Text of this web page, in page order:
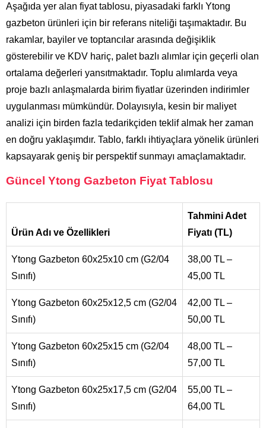
Aşağıda yer alan fiyat tablosu, piyasadaki farklı Ytong
gazbeton ürünleri için bir referans niteliği taşımaktadır. Bu
rakamlar, bayiler ve toptancılar arasında değişiklik
gösterebilir ve KDV hariç, palet bazlı alımlar için geçerli olan
ortalama değerleri yansıtmaktadır. Toplu alımlarda veya
proje bazlı anlaşmalarda birim fiyatlar üzerinden indirimler
uygulanması mümkündür. Dolayısıyla, kesin bir maliyet
analizi için birden fazla tedarikçiden teklif almak her zaman
en doğru yaklaşımdır. Tablo, farklı ihtiyaçlara yönelik ürünleri
kapsayarak geniş bir perspektif sunmayı amaçlamaktadır.
Güncel Ytong Gazbeton Fiyat Tablosu
Ürün Adı ve Özellikleri
Tahmini Adet
Fiyatı (TL)
Ytong Gazbeton 60x25x10 cm (G2/04
Sınıfı)
38,00 TL –
45,00 TL
Ytong Gazbeton 60x25x12,5 cm (G2/04
Sınıfı)
42,00 TL –
50,00 TL
Ytong Gazbeton 60x25x15 cm (G2/04
Sınıfı)
48,00 TL –
57,00 TL
Ytong Gazbeton 60x25x17,5 cm (G2/04
Sınıfı)
55,00 TL –
64,00 TL